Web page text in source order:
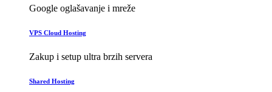
Google oglašavanje i mreže
VPS Cloud Hosting
Zakup i setup ultra brzih servera
Shared Hosting